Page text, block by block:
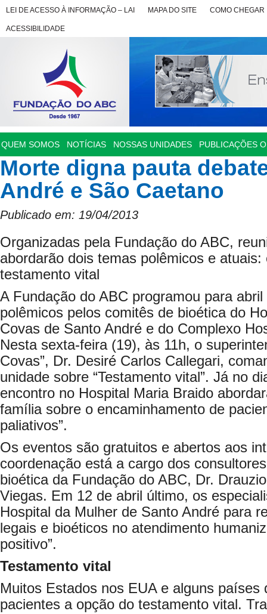
LEI DE ACESSO À INFORMAÇÃO – LAI MAPA DO SITE COMO CHEGAR
ACESSIBILIDADE
QUEM SOMOS NOTÍCIAS NOSSAS UNIDADES PUBLICAÇÕES
Morte digna pauta
André e São Caetano
Publicado em: 19/04/2013
Organizadas pela Fundação do ABC,
abordarão dois temas polêmicos e
testamento vital
A Fundação do ABC programou para
polêmicos pelos comitês de bioética do
Covas de Santo André e do Complexo
Nesta sexta-feira (19), às 11h, o
Covas”, Dr. Desiré Carlos Callegari,
unidade sobre “Testamento vital”. Já no
encontro no Hospital Maria Braido
família sobre o encaminhamento de
paliativos”.
Os eventos são gratuitos e abertos aos
coordenação está a cargo dos
bioética da Fundação do ABC, Dr.
Viegas. Em 12 de abril último, os
Hospital da Mulher de Santo André para
legais e bioéticos no atendimento
positivo”.
Testamento vital
Muitos Estados nos EUA e alguns países
pacientes a opção do testamento vital.